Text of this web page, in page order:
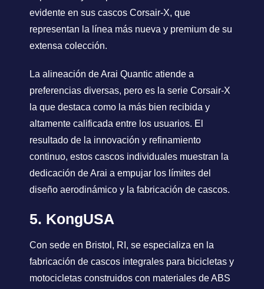
evidente en sus cascos Corsair-X, que
representan la línea más nueva y premium de su
extensa colección.
La alineación de Arai Quantic atiende a
preferencias diversas, pero es la serie Corsair-X
la que destaca como la más bien recibida y
altamente calificada entre los usuarios. El
resultado de la innovación y refinamiento
continuo, estos cascos individuales muestran la
dedicación de Arai a empujar los límites del
diseño aerodinámico y la fabricación de cascos.
5. KongUSA
Con sede en Bristol, RI, se especializa en la
fabricación de cascos integrales para bicicletas y
motocicletas construidos con materiales de ABS